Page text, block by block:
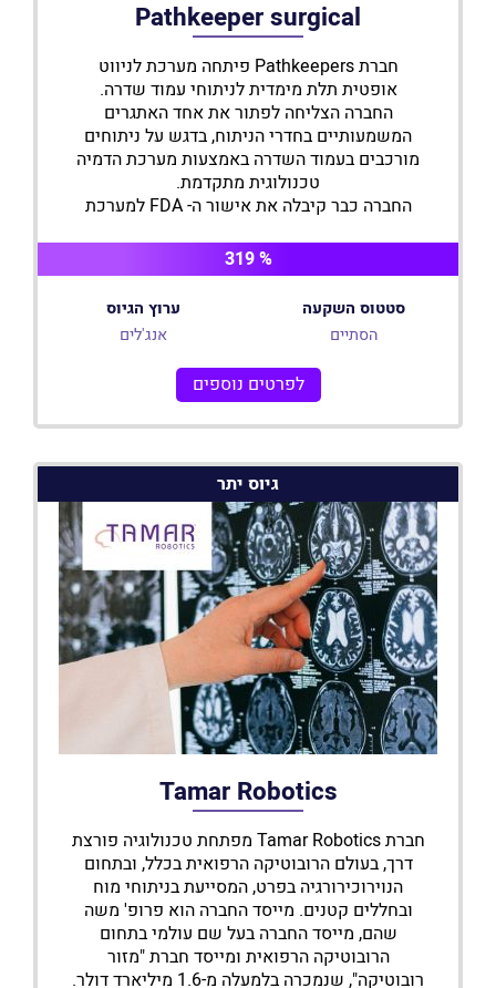
Pathkeeper surgical
חברת Pathkeepers פיתחה מערכת לניווט
אופטית תלת מימדית לניתוחי עמוד שדרה.
החברה הצליחה לפתור את אחד האתגרים
המשמעותיים בחדרי הניתוח, בדגש על ניתוחים
מורכבים בעמוד השדרה באמצעות מערכת הדמיה
טכנולוגית מתקדמת.
החברה כבר קיבלה את אישור ה- FDA למערכת
בארה"ב, השוק העיקרי של החברה, להפצת
המערכת המתקדמת שלה.
עד היום השקיעו בחברה משקיעים מובילים
ובכללם משקיעים מהתחום הרפואי אשר הבינו את
הטכנולוגיה הייחודית של החברה ואת פוטנציאל
הצלחתה.
% 319
סטטוס השקעה
הסתיים
ערוץ הגיוס
אנג'לים
לפרטים נוספים
גיוס יתר
Tamar Robotics
חברת Tamar Robotics מפתחת טכנולוגיה פורצת
דרך, בעולם הרובוטיקה הרפואית בכלל, ובתחום
הנוירוכירורגיה בפרט, המסייעת בניתוחי מוח
ובחללים קטנים. מייסד החברה הוא פרופ' משה
שהם, מייסד החברה בעל שם עולמי בתחום
הרובוטיקה הרפואית ומייסד חברת "מזור
רובוטיקה", שנמכרה בלמעלה מ-1.6 מיליארד דולר.